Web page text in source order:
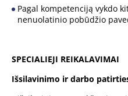
Pagal kompetenciją vykdo
nenuolatinio pobūdžio
SPECIALIEJI REIKALAVIMAI
Išsilavinimo ir darbo